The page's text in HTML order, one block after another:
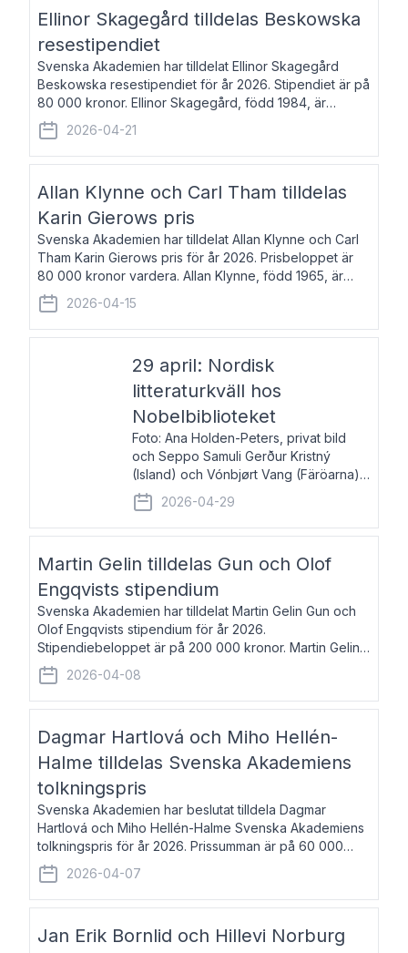
Ellinor Skagegård tilldelas Beskowska
resestipendiet
Svenska Akademien har tilldelat Ellinor Skagegård
Beskowska resestipendiet för år 2026. Stipendiet är på
80 000 kronor. Ellinor Skagegård, född 1984, är
författare, journalist och musiker. Hon skriver
återkommande för Svenska Dagbladet, Ups
2026-04-21
Allan Klynne och Carl Tham tilldelas
Karin Gierows pris
Svenska Akademien har tilldelat Allan Klynne och Carl
Tham Karin Gierows pris för år 2026. Prisbeloppet är
80 000 kronor vardera. Allan Klynne, född 1965, är
arkeolog, författare, översättare och fil.dr i antikens
kultur och samhällsliv. Ut
2026-04-15
29 april: Nordisk
litteraturkväll hos
Nobelbiblioteket
Foto: Ana Holden-Peters, privat bild
och Seppo Samuli Gerður Kristný
(Island) och Vónbjørt Vang (Färöarna)
läser ur sina verk och samtalar med
John Swedenmark. De läser upp på
färöiska, isländska och svenska och
2026-04-29
Martin Gelin tilldelas Gun och Olof
Engqvists stipendium
Svenska Akademien har tilldelat Martin Gelin Gun och
Olof Engqvists stipendium för år 2026.
Stipendiebeloppet är på 200 000 kronor. Martin Gelin,
född 1978, är journalist och författare. Han lever
numera i Paris men var under många år bosat
2026-04-08
Dagmar Hartlová och Miho Hellén-
Halme tilldelas Svenska Akademiens
tolkningspris
Svenska Akademien har beslutat tilldela Dagmar
Hartlová och Miho Hellén-Halme Svenska Akademiens
tolkningspris för år 2026. Prissumman är på 60 000
kronor var. Dagmar Hartlová, född 1951, översätter
huvudsakligen från svenska till tjeckiska
2026-04-07
Jan Erik Bornlid och Hillevi Norburg